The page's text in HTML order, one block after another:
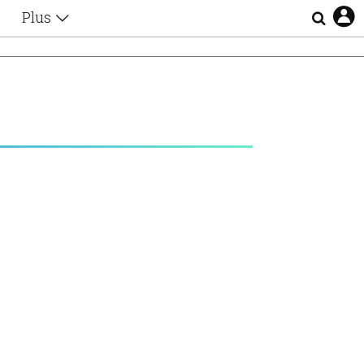
Plus